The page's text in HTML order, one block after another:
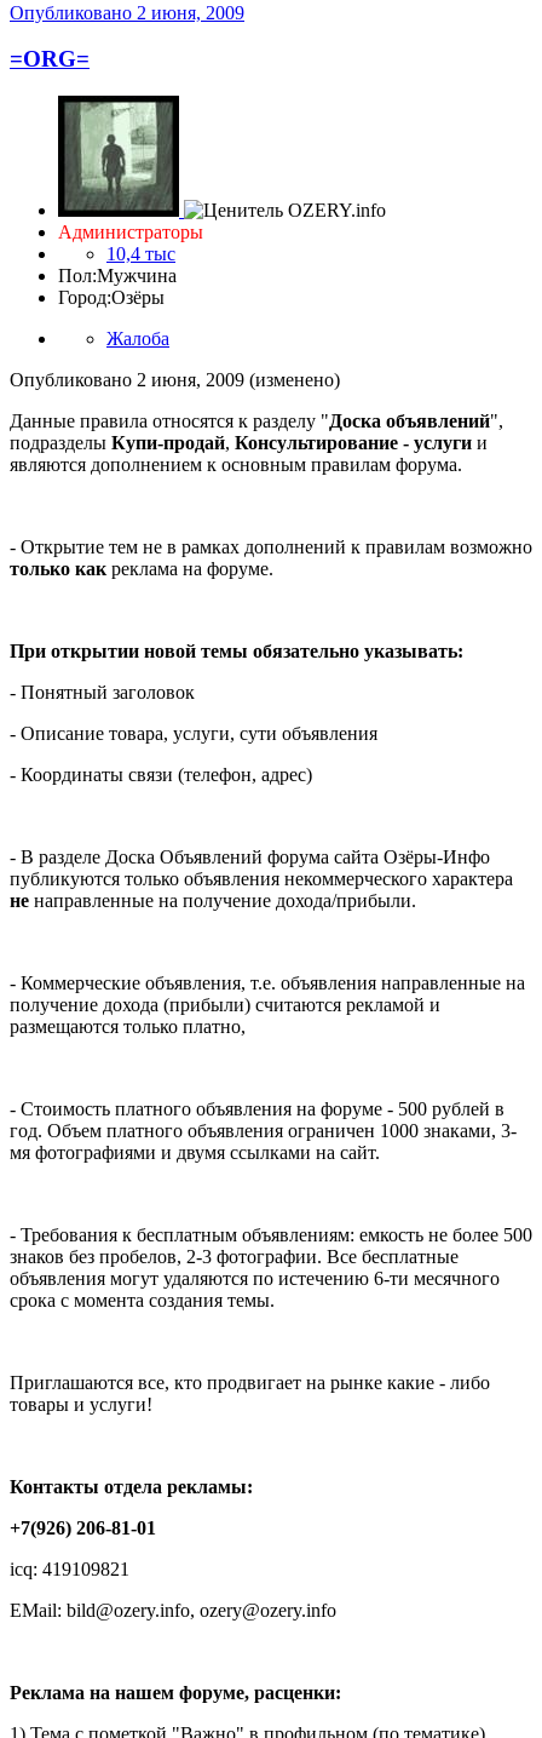
Опубликовано 2 июня, 2009
=ORG=
Администраторы
10,4 тыс
Пол:Мужчина
Город:Озёры
Жалоба
Опубликовано 2 июня, 2009 (изменено)
Данные правила относятся к разделу "Доска объявлений",
подразделы Купи-продай, Консультирование - услуги и
являются дополнением к основным правилам форума.
- Открытие тем не в рамках дополнений к правилам возможно
только как реклама на форуме.
При открытии новой темы обязательно указывать:
- Понятный заголовок
- Описание товара, услуги, сути объявления
- Координаты связи (телефон, адрес)
- В разделе Доска Объявлений форума сайта Озёры-Инфо
публикуются только объявления некоммерческого характера
не направленные на получение дохода/прибыли.
- Коммерческие объявления, т.е. объявления направленные на
получение дохода (прибыли) считаются рекламой и
размещаются только платно,
- Стоимость платного объявления на форуме - 500 рублей в
год. Объем платного объявления ограничен 1000 знаками, 3-
мя фотографиями и двумя ссылками на сайт.
- Требования к бесплатным объявлениям: емкость не более 500
знаков без пробелов, 2-3 фотографии. Все бесплатные
объявления могут удаляются по истечению 6-ти месячного
срока с момента создания темы.
Приглашаются все, кто продвигает на рынке какие - либо
товары и услуги!
Контакты отдела рекламы:
+7(926) 206-81-01
icq: 419109821
EMail: bild@ozery.info, ozery@ozery.info
Реклама на нашем форуме, расценки:
1) Тема с пометкой "Важно" в профильном (по тематике)